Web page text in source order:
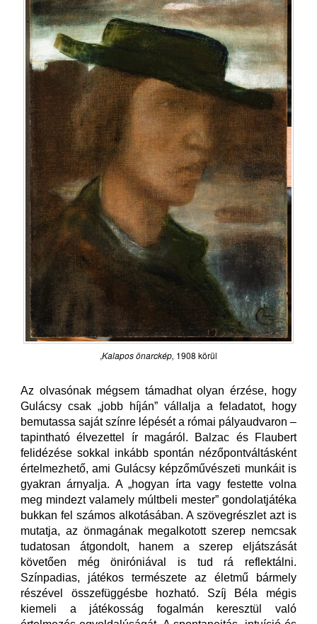
,Kalapos önarckép, 1908 körül
Az olvasónak mégsem támadhat olyan érzése, hogy
Gulácsy csak „jobb híján” vállalja a feladatot, hogy
bemutassa saját színre lépését a római pályaudvaron –
tapintható élvezettel ír magáról. Balzac és Flaubert
felidézése sokkal inkább spontán nézőpontváltásként
értelmezhető, ami Gulácsy képzőművészeti munkáit is
gyakran árnyalja. A „hogyan írta vagy festette volna
meg mindezt valamely múltbeli mester” gondolatjátéka
bukkan fel számos alkotásában. A szövegrészlet azt is
mutatja, az önmagának megalkotott szerep nemcsak
tudatosan átgondolt, hanem a szerep eljátszását
követően még öniróniával is tud rá reflektálni.
Színpadias, játékos természete az életmű bármely
részével összefüggésbe hozható. Szíj Béla mégis
kiemeli a játékosság fogalmán keresztül való